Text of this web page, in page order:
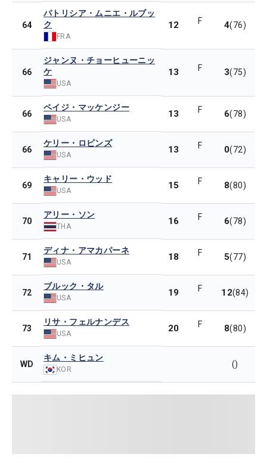
64
パトリシア・ムニエ・ルブッ
ク
FRA
12 F 4(76)
66
ジャンヌ・チョーヒューニッ
ケ
USA
13 F 3(75)
66
ペイジ・マッケンジー
USA 13 F 6(78)
66
ケリー・ロビンズ
USA 13 F 0(72)
69
キャリー・ウッド
USA 15 F 8(80)
70
アリー・ソン
THA 16 F 6(78)
71
ディナ・アマカパーネ
USA 18 F 5(77)
72
ブルック・タル
USA 19 F 12(84)
73
リサ・フェルナンデス
USA 20 F 8(80)
WD
キム・ミヒュン
KOR
()